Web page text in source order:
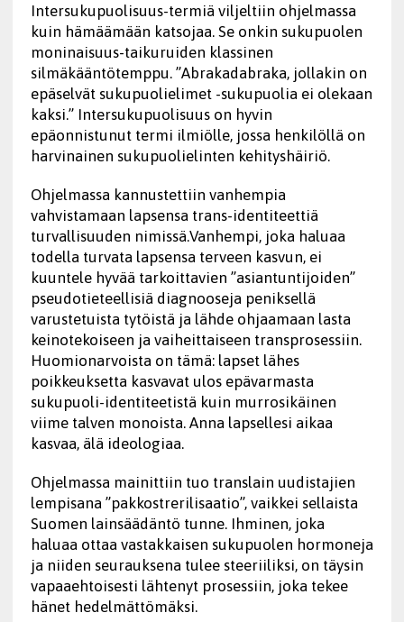
Intersukupuolisuus-termiä viljeltiin ohjelmassa
kuin hämäämään katsojaa. Se onkin sukupuolen
moninaisuus-taikuruiden klassinen
silmäkääntötemppu. ”Abrakadabraka, jollakin on
epäselvät sukupuolielimet -sukupuolia ei olekaan
kaksi.” Intersukupuolisuus on hyvin
epäonnistunut termi ilmiölle, jossa henkilöllä on
harvinainen sukupuolielinten kehityshäiriö.
Ohjelmassa kannustettiin vanhempia
vahvistamaan lapsensa trans-identiteettiä
turvallisuuden nimissä.Vanhempi, joka haluaa
todella turvata lapsensa terveen kasvun, ei
kuuntele hyvää tarkoittavien ”asiantuntijoiden”
pseudotieteellisiä diagnooseja peniksellä
varustetuista tytöistä ja lähde ohjaamaan lasta
keinotekoiseen ja vaiheittaiseen transprosessiin.
Huomionarvoista on tämä: lapset lähes
poikkeuksetta kasvavat ulos epävarmasta
sukupuoli-identiteetistä kuin murrosikäinen
viime talven monoista. Anna lapsellesi aikaa
kasvaa, älä ideologiaa.
Ohjelmassa mainittiin tuo translain uudistajien
lempisana ”pakkostrerilisaatio”, vaikkei sellaista
Suomen lainsäädäntö tunne. Ihminen, joka
haluaa ottaa vastakkaisen sukupuolen hormoneja
ja niiden seurauksena tulee steeriiliksi, on täysin
vapaaehtoisesti lähtenyt prosessiin, joka tekee
hänet hedelmättömäksi.